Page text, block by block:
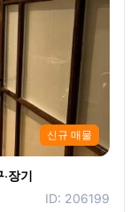
신규 매물
장기
ID: 206199